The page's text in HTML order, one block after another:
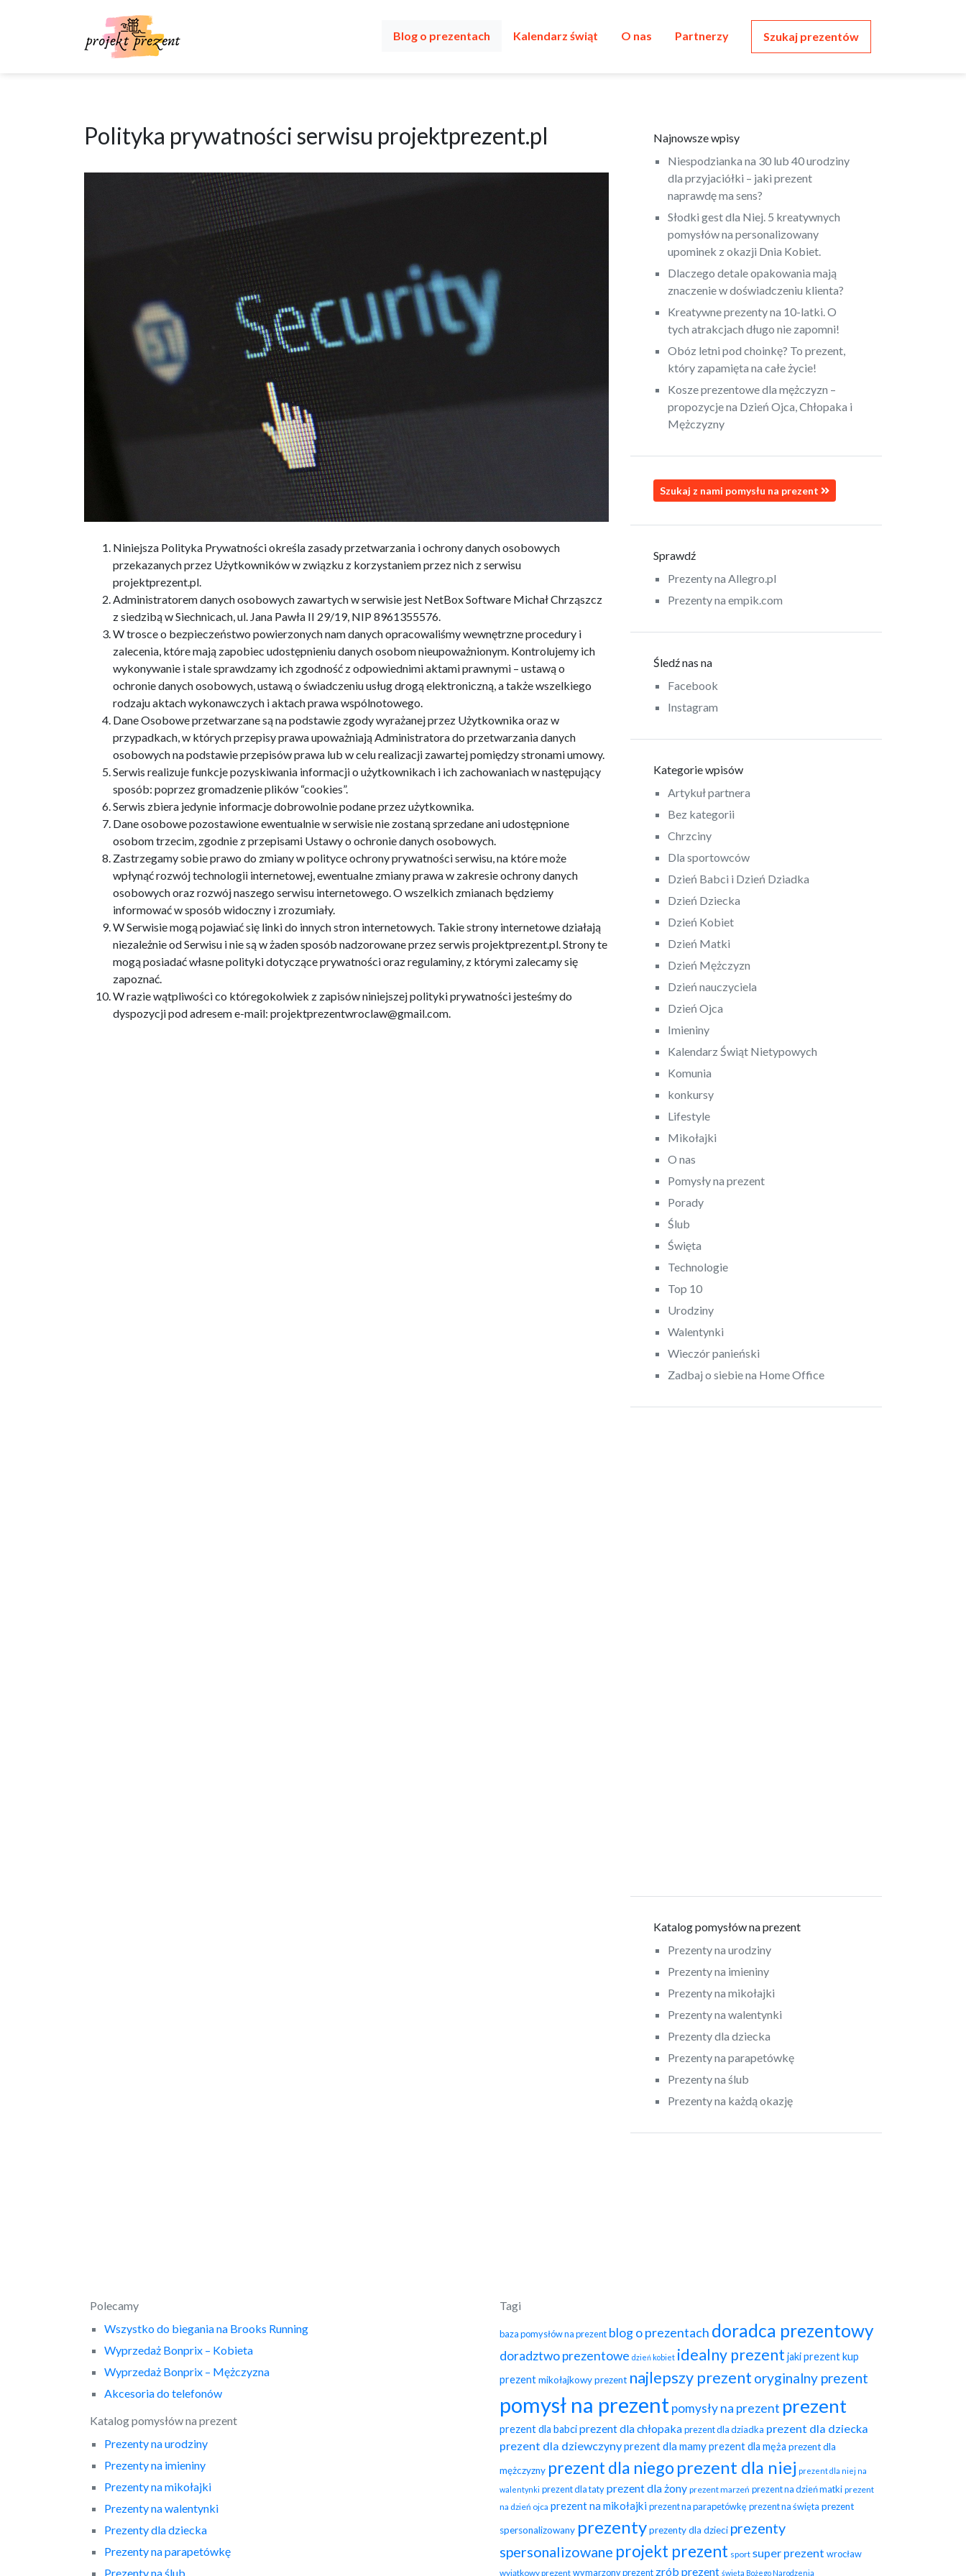
Blog o prezentach Kalendarz świąt O nas Partnerzy Szukaj prezentów
Polityka prywatności serwisu projektprezent.pl
Niniejsza Polityka Prywatności określa zasady przetwarzania i ochrony danych osobowych
przekazanych przez Użytkowników w związku z korzystaniem przez nich z serwisu
projektprezent.pl.
Administratorem danych osobowych zawartych w serwisie jest NetBox Software Michał Chrząszcz
z siedzibą w Siechnicach, ul. Jana Pawła II 29/19, NIP 8961355576.
W trosce o bezpieczeństwo powierzonych nam danych opracowaliśmy wewnętrzne procedury i
zalecenia, które mają zapobiec udostępnieniu danych osobom nieupoważnionym. Kontrolujemy ich
wykonywanie i stale sprawdzamy ich zgodność z odpowiednimi aktami prawnymi – ustawą o
ochronie danych osobowych, ustawą o świadczeniu usług drogą elektroniczną, a także wszelkiego
rodzaju aktach wykonawczych i aktach prawa wspólnotowego.
Dane Osobowe przetwarzane są na podstawie zgody wyrażanej przez Użytkownika oraz w
przypadkach, w których przepisy prawa upoważniają Administratora do przetwarzania danych
osobowych na podstawie przepisów prawa lub w celu realizacji zawartej pomiędzy stronami umowy.
Serwis realizuje funkcje pozyskiwania informacji o użytkownikach i ich zachowaniach w następujący
sposób: poprzez gromadzenie plików “cookies”.
Serwis zbiera jedynie informacje dobrowolnie podane przez użytkownika.
Dane osobowe pozostawione ewentualnie w serwisie nie zostaną sprzedane ani udostępnione
osobom trzecim, zgodnie z przepisami Ustawy o ochronie danych osobowych.
Zastrzegamy sobie prawo do zmiany w polityce ochrony prywatności serwisu, na które może
wpłynąć rozwój technologii internetowej, ewentualne zmiany prawa w zakresie ochrony danych
osobowych oraz rozwój naszego serwisu internetowego. O wszelkich zmianach będziemy
informować w sposób widoczny i zrozumiały.
W Serwisie mogą pojawiać się linki do innych stron internetowych. Takie strony internetowe działają
niezależnie od Serwisu i nie są w żaden sposób nadzorowane przez serwis projektprezent.pl. Strony te
mogą posiadać własne polityki dotyczące prywatności oraz regulaminy, z którymi zalecamy się
zapoznać.
W razie wątpliwości co któregokolwiek z zapisów niniejszej polityki prywatności jesteśmy do
dyspozycji pod adresem e-mail: projektprezentwroclaw@gmail.com.
Najnowsze wpisy
Niespodzianka na 30 lub 40 urodziny
dla przyjaciółki – jaki prezent
naprawdę ma sens?
Słodki gest dla Niej. 5 kreatywnych
pomysłów na personalizowany
upominek z okazji Dnia Kobiet.
Dlaczego detale opakowania mają
znaczenie w doświadczeniu klienta?
Kreatywne prezenty na 10-latki. O
tych atrakcjach długo nie zapomni!
Obóz letni pod choinkę? To prezent,
który zapamięta na całe życie!
Kosze prezentowe dla mężczyzn –
propozycje na Dzień Ojca, Chłopaka i
Mężczyzny
Szukaj z nami pomysłu na prezent
Sprawdź
Prezenty na Allegro.pl
Prezenty na empik.com
Śledź nas na
Facebook
Instagram
Kategorie wpisów
Artykuł partnera
Bez kategorii
Chrzciny
Dla sportowców
Dzień Babci i Dzień Dziadka
Dzień Dziecka
Dzień Kobiet
Dzień Matki
Dzień Mężczyzn
Dzień nauczyciela
Dzień Ojca
Imieniny
Kalendarz Świąt Nietypowych
Komunia
konkursy
Lifestyle
Mikołajki
O nas
Pomysły na prezent
Porady
Ślub
Święta
Technologie
Top 10
Urodziny
Walentynki
Wieczór panieński
Zadbaj o siebie na Home Office
Katalog pomysłów na prezent
Prezenty na urodziny
Prezenty na imieniny
Prezenty na mikołajki
Prezenty na walentynki
Prezenty dla dziecka
Prezenty na parapetówkę
Prezenty na ślub
Prezenty na każdą okazję
Polecamy
Wszystko do biegania na Brooks Running
Wyprzedaż Bonprix – Kobieta
Wyprzedaż Bonprix – Mężczyzna
Akcesoria do telefonów
Katalog pomysłów na prezent
Prezenty na urodziny
Prezenty na imieniny
Prezenty na mikołajki
Prezenty na walentynki
Prezenty dla dziecka
Prezenty na parapetówkę
Prezenty na ślub
Tagi
baza pomysłów na prezent blog o prezentach doradca prezentowy
doradztwo prezentowe dzień kobiet idealny prezent jaki prezentkup
prezentmikołajkowy prezent najlepszy prezent oryginalny prezent
pomysł na prezentpomysły na prezent prezent
prezent dla babciprezent dla chłopakaprezent dla dziadka prezent dla dziecka
prezent dla dziewczynyprezent dla mamyprezent dla męża prezent dla
mężczyzny prezent dla niegoprezent dla niej prezent dla niej na
walentynki prezent dla tatyprezent dla żony prezent marzeń prezent na dzień matki prezent
na dzień ojca prezent na mikołajkiprezent na parapetówkę prezent na święta prezent
spersonalizowany prezentyprezenty dla dzieci prezenty
spersonalizowane projekt prezent sport super prezent wrocław
wyjątkowy prezent wymarzony prezent zrób prezent święta Bożego Narodzenia